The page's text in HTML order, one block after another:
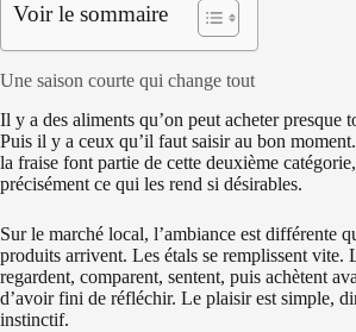
Voir le sommaire
Une saison courte qui change tout
Il y a des aliments qu’on peut acheter presque
Puis il y a ceux qu’il faut saisir au bon
la fraise font partie de cette deuxième catégorie,
précisément ce qui les rend si désirables.
Sur le marché local, l’ambiance est différente
produits arrivent. Les étals se remplissent vite.
regardent, comparent, sentent, puis achètent
d’avoir fini de réfléchir. Le plaisir est simple,
instinctif.